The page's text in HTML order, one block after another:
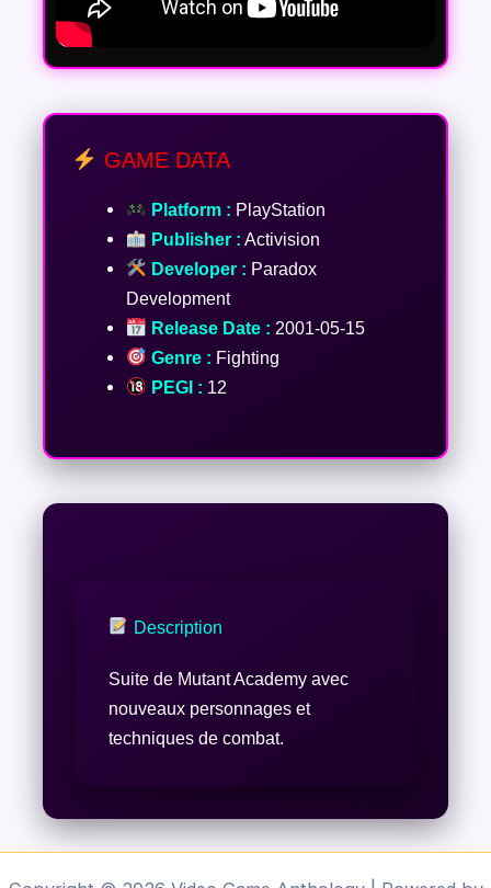
GAME DATA
Platform : PlayStation
Publisher : Activision
Developer : Paradox
Development
Release Date : 2001-05-15
Genre : Fighting
PEGI : 12
Description
Suite de Mutant Academy avec
nouveaux personnages et
techniques de combat.